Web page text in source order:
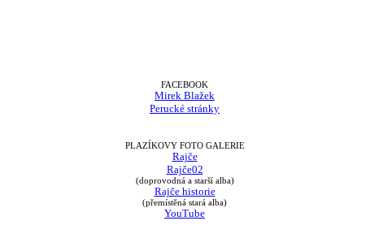
FACEBOOK
Mirek Blažek
Perucké stránky
PLAZÍKOVY FOTO GALERIE
Rajče
Rajče02
(doprovodná a starší alba)
Rajče historie
(přemístěná stará alba)
YouTube